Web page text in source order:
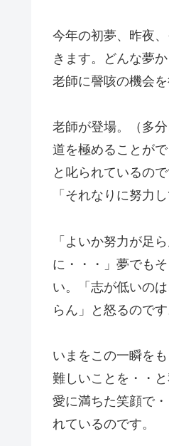
今年の初夢、昨夜
きます。どんな夢
老師に謦咳の機会を
老師が登場。（多
道を極めることが
と叱られているので
「それなりに努力
「よいか努力が足
に・・・」夢でも
い。「志が低いの
らん」と怒るのです
いまをこの一瞬を
難しいことを・・
愛に満ちた笑顔で
れているのです。